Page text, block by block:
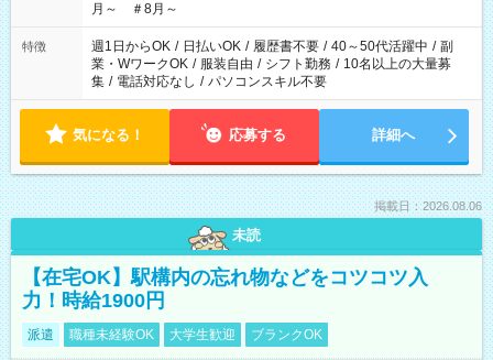
月～ ＃8月～
特徴 週1日からOK / 日払いOK / 履歴書不要 / 40～50代活躍中 / 副
業・WワークOK / 服装自由 / シフト勤務 / 10名以上の大量募
集 / 電話対応なし / パソコンスキル不要
気になる！ 応募する 詳細へ
掲載日：2026.08.06
未読
【在宅OK】駅構内の忘れ物などをコツコツ入
力！時給1900円
派遣 職種未経験OK 大学生歓迎 ブランクOK